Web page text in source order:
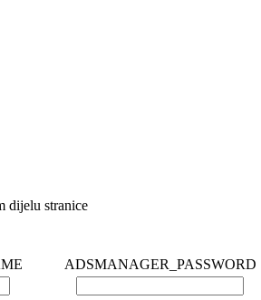
dijelu stranice
ADSMANAGER_PASSWORD